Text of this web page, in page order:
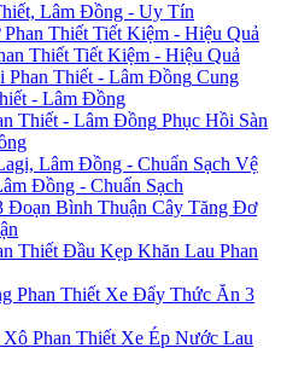
Lâm Đồng - Uy Tín
Thiết Tiết Kiệm - Hiệu Quả
Cung
- Lâm Đồng
Phục Hồi Sàn
Vệ
Đồng - Chuẩn Sạch
Cây Tăng Đơ
Đầu Kẹp Khăn Lau Phan
Xe Đẩy Thức Ăn 3
Xe Ép Nước Lau